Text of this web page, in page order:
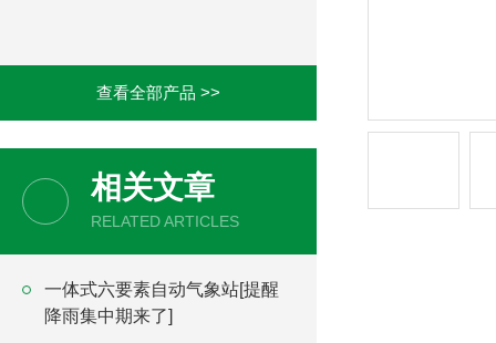
查看全部产品 >>
相关文章
RELATED ARTICLES
一体式六要素自动气象站[提醒
降雨集中期来了]